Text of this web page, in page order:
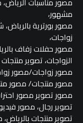
مشهور،
مصور بورترية
زواجات،
مصور حفلات زفاف
الزواجات، تصوير
مصور زواجات/مصور
مصور منتجات/ مصور
مصور تصوير مصور
تصوير رجال، مصور
تصوير منتجات